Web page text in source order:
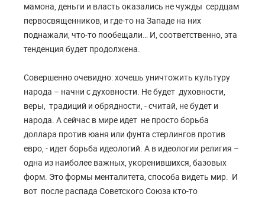
мамона, деньги и власть оказались не чужды сердцам
первосвященников, и где-то на Западе на них
поднажали, что-то пообещали… И, соответственно, эта
тенденция будет продолжена.
Совершенно очевидно: хочешь уничтожить культуру
народа – начни с духовности. Не будет духовности,
веры, традиций и обрядности, - считай, не будет и
народа. А сейчас в мире идет не просто борьба
доллара против юаня или фунта стерлингов против
евро, - идет борьба идеологий. А в идеологии религия –
одна из наиболее важных, укоренившихся, базовых
форм. Это формы менталитета, способа видеть мир. И
вот после распада Советского Союза кто-то